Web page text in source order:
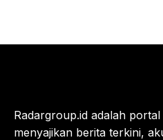
Radargroup.id adalah
menyajikan berita terkini,